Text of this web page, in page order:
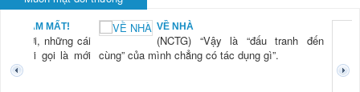
NAM MẤT!
“Xời, những cái
mới gọi là mới
VỀ NHÀ
(NCTG) “Vậy là “đấu tranh đến
cùng” của mình chẳng có tác dụng gì”.